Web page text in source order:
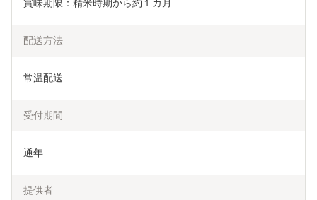
賞味期限：精米時期から約１カ月
配送方法
常温配送
受付期間
通年
提供者